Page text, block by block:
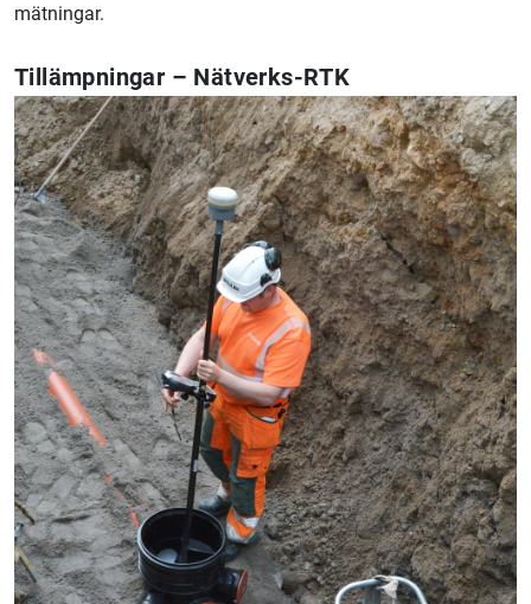
mätningar.
Tillämpningar – Nätverks-RTK